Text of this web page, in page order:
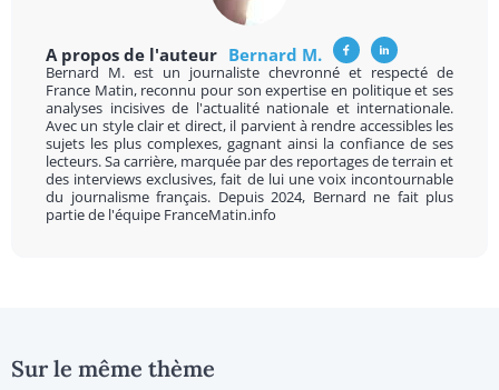
A propos de l'auteur Bernard M.
Bernard M. est un journaliste chevronné et respecté de
France Matin, reconnu pour son expertise en politique et ses
analyses incisives de l'actualité nationale et internationale.
Avec un style clair et direct, il parvient à rendre accessibles les
sujets les plus complexes, gagnant ainsi la confiance de ses
lecteurs. Sa carrière, marquée par des reportages de terrain et
des interviews exclusives, fait de lui une voix incontournable
du journalisme français. Depuis 2024, Bernard ne fait plus
partie de l'équipe FranceMatin.info
Sur le même thème